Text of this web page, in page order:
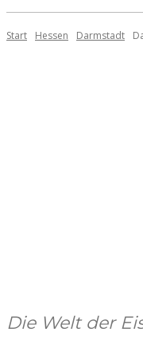
Start Hessen Darmstadt
Die Welt der